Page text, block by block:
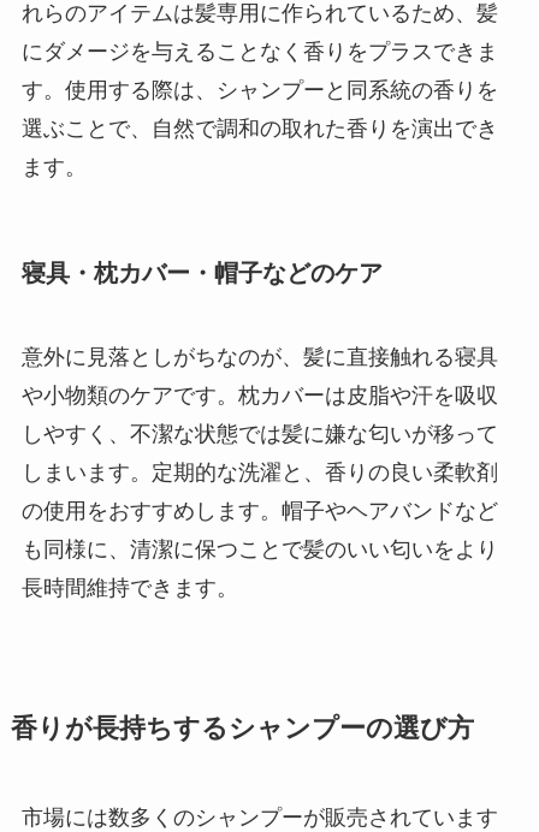
れらのアイテムは髪専用に作られているため、髪
にダメージを与えることなく香りをプラスできま
す。使用する際は、シャンプーと同系統の香りを
選ぶことで、自然で調和の取れた香りを演出でき
ます。
寝具・枕カバー・帽子などのケア
意外に見落としがちなのが、髪に直接触れる寝具
や小物類のケアです。枕カバーは皮脂や汗を吸収
しやすく、不潔な状態では髪に嫌な匂いが移って
しまいます。定期的な洗濯と、香りの良い柔軟剤
の使用をおすすめします。帽子やヘアバンドなど
も同様に、清潔に保つことで髪のいい匂いをより
長時間維持できます。
香りが長持ちするシャンプーの選び方
市場には数多くのシャンプーが販売されています